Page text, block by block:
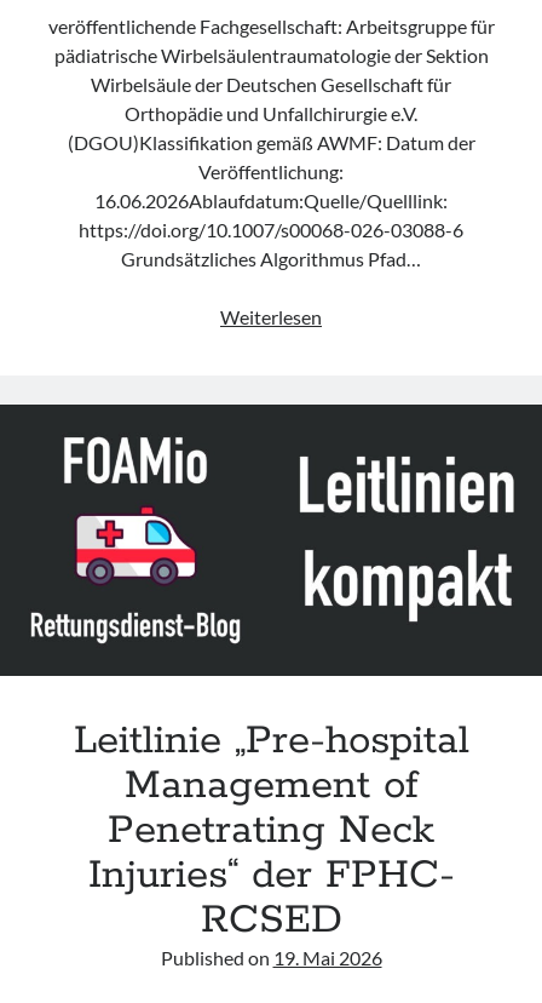
veröffentlichende Fachgesellschaft: Arbeitsgruppe für
pädiatrische Wirbelsäulentraumatologie der Sektion
Wirbelsäule der Deutschen Gesellschaft für
Orthopädie und Unfallchirurgie e.V.
(DGOU)Klassifikation gemäß AWMF: Datum der
Veröffentlichung:
16.06.2026Ablaufdatum:Quelle/Quelllink:
https://doi.org/10.1007/s00068-026-03088-6
Grundsätzliches Algorithmus Pfad…
Weiterlesen
clearance
pediatric
trauma
patients“
DGOU
Leitlinie „Pre-hospital
Management of
Penetrating Neck
Injuries“ der FPHC-
RCSED
Published on 19. Mai 2026